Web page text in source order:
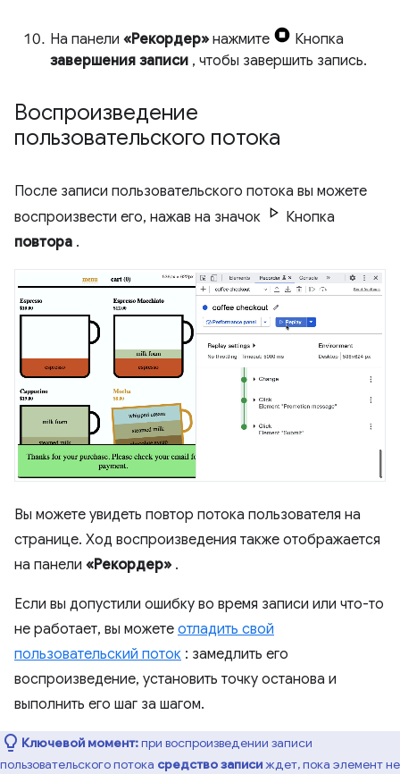
На панели «Рекордер» нажмите
Кнопка
завершения записи , чтобы завершить запись.
Воспроизведение
пользовательского потока
После записи пользовательского потока вы можете
воспроизвести его, нажав на значок
Кнопка
повтора .
Вы можете увидеть повтор потока пользователя на
странице. Ход воспроизведения также отображается
на панели «Рекордер» .
Если вы допустили ошибку во время записи или что-то
не работает, вы можете отладить свой
пользовательский поток : замедлить его
воспроизведение, установить точку останова и
выполнить его шаг за шагом.
Ключевой момент:при воспроизведении записи
пользовательского потока средство записиждет, пока элемент не